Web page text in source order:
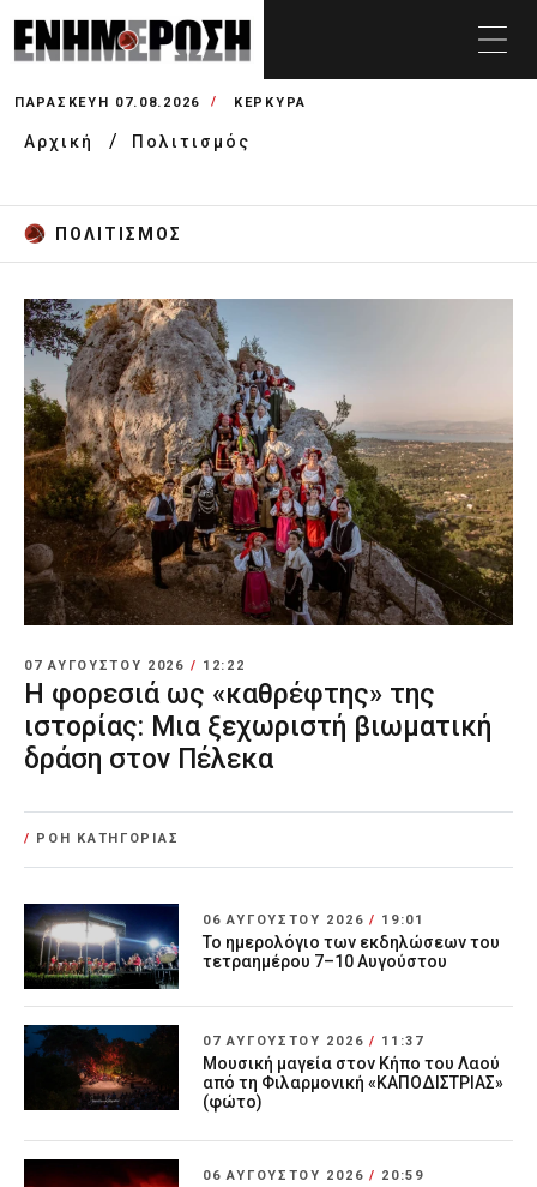
ΠΑΡΑΣΚΕΥΉ 07.08.2026 ΚΕΡΚΥΡΑ
Αρχική Πολιτισμός
ΠΟΛΙΤΙΣΜΌΣ
07 ΑΥΓΟΎΣΤΟΥ 2026 / 12:22
Η φορεσιά ως «καθρέφτης» της
ιστορίας: Μια ξεχωριστή βιωματική
δράση στον Πέλεκα
/ ΡΟΗ ΚΑΤΗΓΟΡΙΑΣ
06 ΑΥΓΟΎΣΤΟΥ 2026 / 19:01
Το ημερολόγιο των εκδηλώσεων του
τετραημέρου 7–10 Αυγούστου
07 ΑΥΓΟΎΣΤΟΥ 2026 / 11:37
Μουσική μαγεία στον Κήπο του Λαού
από τη Φιλαρμονική «ΚΑΠΟΔΙΣΤΡΙΑΣ»
(φώτο)
06 ΑΥΓΟΎΣΤΟΥ 2026 / 20:59